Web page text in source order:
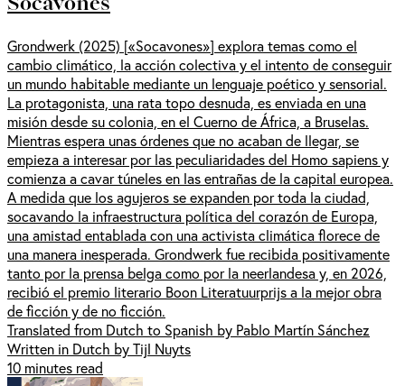
Grondwerk (2025) [«Socavones»] explora temas como el
cambio climático, la acción colectiva y el intento de conseguir
un mundo habitable mediante un lenguaje poético y sensorial.
La protagonista, una rata topo desnuda, es enviada en una
misión desde su colonia, en el Cuerno de África, a Bruselas.
Mientras espera unas órdenes que no acaban de llegar, se
empieza a interesar por las peculiaridades del Homo sapiens y
comienza a cavar túneles en las entrañas de la capital europea.
A medida que los agujeros se expanden por toda la ciudad,
socavando la infraestructura política del corazón de Europa,
una amistad entablada con una activista climática florece de
una manera inesperada. Grondwerk fue recibida positivamente
tanto por la prensa belga como por la neerlandesa y, en 2026,
recibió el premio literario Boon Literatuurprijs a la mejor obra
de ficción y de no ficción.
Translated from Dutch to Spanish by Pablo Martín Sánchez
Written in Dutch by Tijl Nuyts
10 minutes read